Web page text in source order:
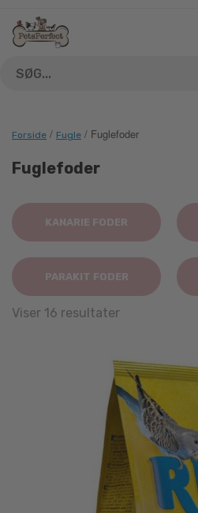
indhold
Forside / Fugle / Fuglefoder
Fuglefoder
KANARIE FODER
PARAKIT FODER
Viser 16 resultaterSorted